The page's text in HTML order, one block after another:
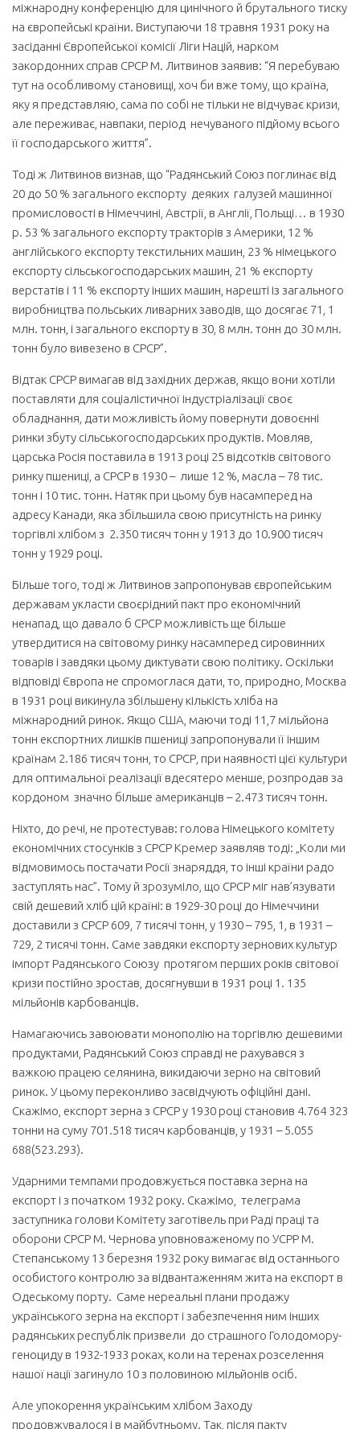
міжнародну конференцію для цинічного й брутального тиску
на європейські країни. Виступаючи 18 травня 1931 року на
засіданні Європейської комісії Ліги Націй, нарком
закордонних справ СРСР М. Литвинов заявив: “Я перебуваю
тут на особливому становищі, хоч би вже тому, що країна,
яку я представляю, сама по собі не тільки не відчуває кризи,
але переживає, навпаки, період нечуваного підйому всього
її господарського життя”.
Тоді ж Литвинов визнав, що “Радянський Союз поглинає від
20 до 50 % загального експорту деяких галузей машинної
промисловості в Німеччині, Австрії, в Англії, Польщі… в 1930
р. 53 % загального експорту тракторів з Америки, 12 %
англійського експорту текстильних машин, 23 % німецького
експорту сільськогосподарських машин, 21 % експорту
верстатів і 11 % експорту інших машин, нарешті із загального
виробництва польських ливарних заводів, що досягає 71, 1
млн. тонн, і загального експорту в 30, 8 млн. тонн до 30 млн.
тонн було вивезено в СРСР”.
Відтак СРСР вимагав від західних держав, якщо вони хотіли
поставляти для соціалістичної індустріалізації своє
обладнання, дати можливість йому повернути довоєнні
ринки збуту сільськогосподарських продуктів. Мовляв,
царська Росія поставила в 1913 році 25 відсотків світового
ринку пшениці, а СРСР в 1930 – лише 12 %, масла – 78 тис.
тонн і 10 тис. тонн. Натяк при цьому був насамперед на
адресу Канади, яка збільшила свою присутність на ринку
торгівлі хлібом з 2.350 тисяч тонн у 1913 до 10.900 тисяч
тонн у 1929 році.
Більше того, тоді ж Литвинов запропонував європейським
державам укласти своєрідний пакт про економічний
ненапад, що давало б СРСР можливість ще більше
утвердитися на світовому ринку насамперед сировинних
товарів і завдяки цьому диктувати свою політику. Оскільки
відповіді Європа не спромоглася дати, то, природно, Москва
в 1931 році викинула збільшену кількість хліба на
міжнародний ринок. Якщо США, маючи тоді 11,7 мільйона
тонн експортних лишків пшениці запропонували її іншим
країнам 2.186 тисяч тонн, то СРСР, при наявності цієї культури
для оптимальної реалізації вдесятеро менше, розпродав за
кордоном значно більше американців – 2.473 тисяч тонн.
Ніхто, до речі, не протестував: голова Німецького комітету
економічних стосунків з СРСР Кремер заявляв тоді: „Коли ми
відмовимось постачати Росії знаряддя, то інші країни радо
заступлять нас”. Тому й зрозуміло, що СРСР міг нав’язувати
свій дешевий хліб цій країні: в 1929-30 році до Німеччини
доставили з СРСР 609, 7 тисячі тонн, у 1930 – 795, 1, в 1931 –
729, 2 тисячі тонн. Саме завдяки експорту зернових культур
імпорт Радянського Союзу протягом перших років світової
кризи постійно зростав, досягнувши в 1931 році 1. 135
мільйонів карбованців.
Намагаючись завоювати монополію на торгівлю дешевими
продуктами, Радянський Союз справді не рахувався з
важкою працею селянина, викидаючи зерно на світовий
ринок. У цьому переконливо засвідчують офіційні дані.
Скажімо, експорт зерна з СРСР у 1930 році становив 4.764 323
тонни на суму 701.518 тисяч карбованців, у 1931 – 5.055
688(523.293).
Ударними темпами продовжується поставка зерна на
експорт і з початком 1932 року. Скажімо, телеграма
заступника голови Комітету заготівель при Раді праці та
оборони СРСР М. Чернова уповноваженому по УСРР М.
Степанському 13 березня 1932 року вимагає від останнього
особистого контролю за відвантаженням жита на експорт в
Одеському порту. Саме нереальні плани продажу
українського зерна на експорт і забезпечення ним інших
радянських республік призвели до страшного Голодомору-
геноциду в 1932-1933 роках, коли на теренах розселення
нашої нації загинуло 10 з половиною мільйонів осіб.
Але упокорення українським хлібом Заходу
продовжувалося і в майбутньому. Так, після пакту